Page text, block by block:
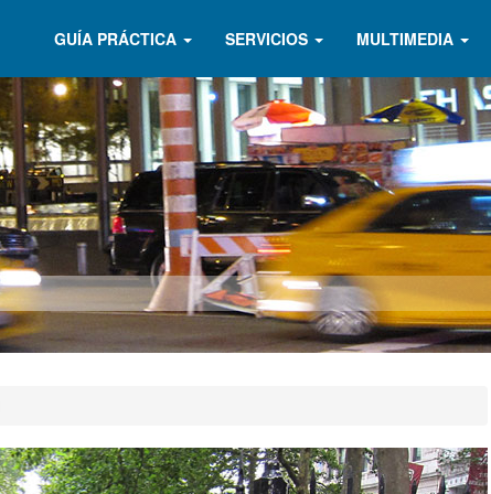
GUÍA PRÁCTICA SERVICIOS MULTIMEDIA